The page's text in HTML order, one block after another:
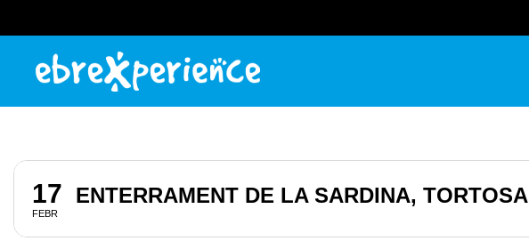
17
FEBR
ENTERRAMENT DE LA SARDINA, TORTOSA